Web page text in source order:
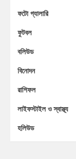
ফটো গ্যালারি
ফুটবল
বলিউড
বিনোদন
রাশিফল
লাইফস্টাইল ও স্বাস্থ্য
হলিউড